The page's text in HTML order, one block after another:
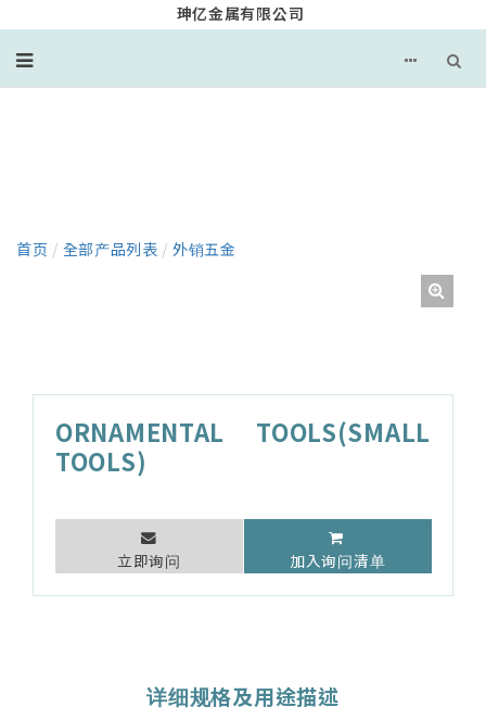
珅亿金属有限公司
首页 / 全部产品列表 / 外销五金
ORNAMENTAL TOOLS(SMALL
TOOLS)
立即询问 加入询问清单
详细规格及用途描述